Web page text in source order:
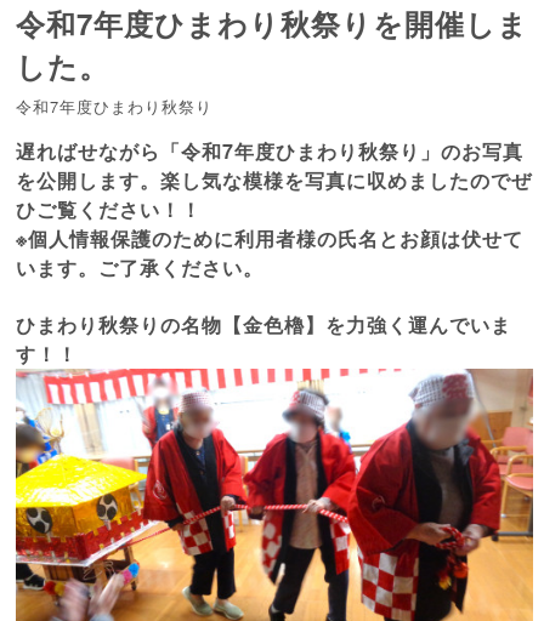
令和7年度ひまわり秋祭りを開催しま
した。
令和7年度ひまわり秋祭り
遅ればせながら「令和7年度ひまわり秋祭り」のお写真
を公開します。楽し気な模様を写真に収めましたのでぜ
ひご覧ください！！
※個人情報保護のために利用者様の氏名とお顔は伏せて
います。ご了承ください。
ひまわり秋祭りの名物【金色櫓】を力強く運んでいま
す！！